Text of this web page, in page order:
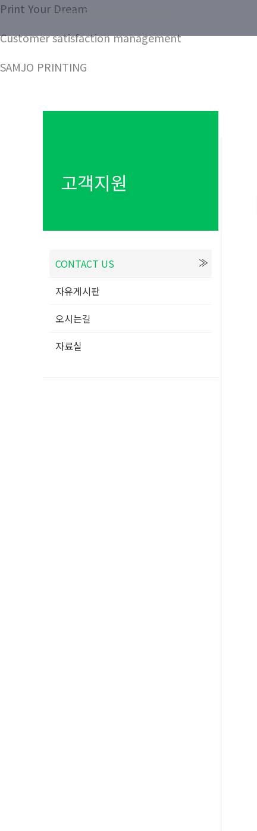
콘
츠
건
Samjo Printing Co. LTD.
Print Your Dream
Customer satisfaction management
SAMJO PRINTING
고객지원
CONTACT US
자유게시판
오시는길
자료실